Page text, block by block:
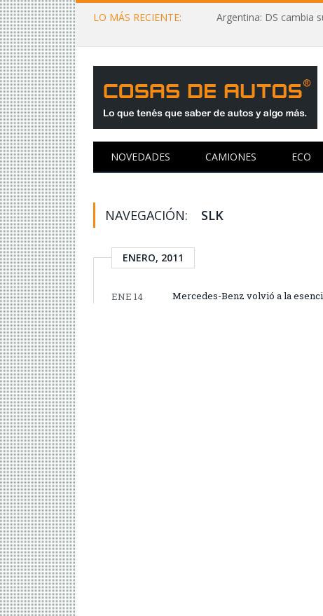
LO MÁS RECIENTE: Argentina: DS cambia
NOVEDADES CAMIONES ECO
NAVEGACIÓN: SLK
ENERO, 2011
ENE 14 Mercedes-Benz volvió a la